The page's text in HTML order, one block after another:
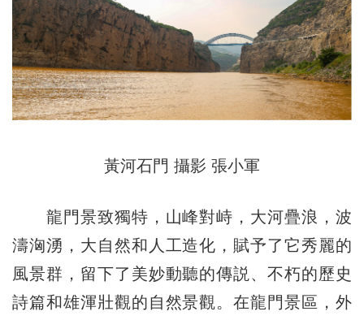
黃河石門 攝影 張小軍
龍門景致獨特，山峰對峙，大河疊浪，波
濤洶湧，大自然和人工造化，賦予了它秀麗的
風景群，留下了美妙動聽的傳説、不朽的歷史
詩篇和雄渾壯觀的自然景觀。在龍門景區，外